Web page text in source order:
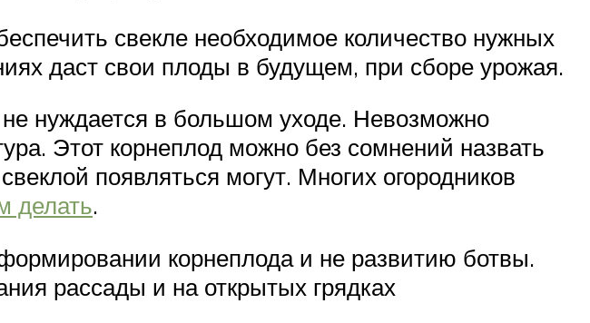
свекле необходимое количество нужных
даст свои плоды в будущем, при сборе урожая.
не нуждается в большом уходе. Невозможно
Этот корнеплод можно без сомнений назвать
появляться могут. Многих огородников
делать.
корнеплода и не развитию ботвы.
рассады и на открытых грядках